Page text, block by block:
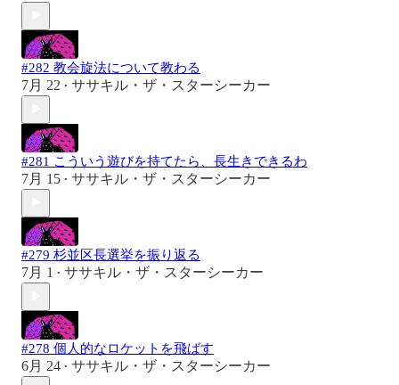
#282 教会旋法について教わる
7月 22 • ササキル・ザ・スターシーカー
#281 こういう遊びを持てたら、長生きできるわ
7月 15 • ササキル・ザ・スターシーカー
#279 杉並区長選挙を振り返る
7月 1 • ササキル・ザ・スターシーカー
#278 個人的なロケットを飛ばす
6月 24 • ササキル・ザ・スターシーカー